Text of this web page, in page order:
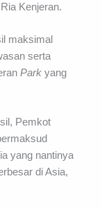
Kenjeran.
maksimal
serta
Park yang
Pemkot
yang nantinya
di Asia,